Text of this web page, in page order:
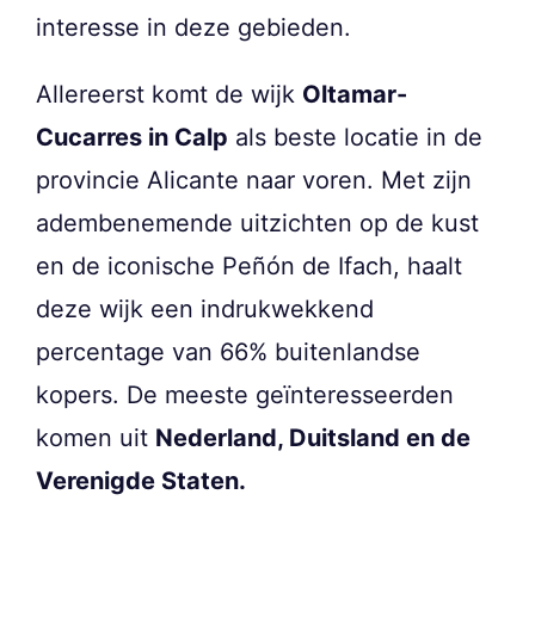
interesse in deze gebieden.
Allereerst komt de wijk Oltamar-
Cucarres in Calp als beste locatie in de
provincie Alicante naar voren. Met zijn
adembenemende uitzichten op de kust
en de iconische Peñón de Ifach, haalt
deze wijk een indrukwekkend
percentage van 66% buitenlandse
kopers. De meeste geïnteresseerden
komen uit Nederland, Duitsland en de
Verenigde Staten.